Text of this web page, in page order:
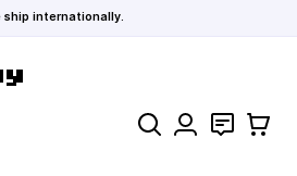
ship internationally.
検索 お問い合わ
カート